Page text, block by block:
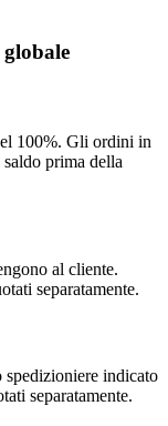
100%. Gli ordini in
prima della
al cliente.
separatamente.
indicato
separatamente.